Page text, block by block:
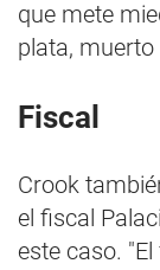
que mete
plata, muerto
Fiscal
Crook
el fiscal
este caso.